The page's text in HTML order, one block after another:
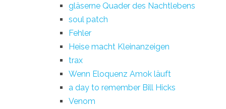
gläserne Quader des Nachtlebens
soul patch
Fehler
Heise macht Kleinanzeigen
trax
Wenn Eloquenz Amok läuft
a day to remember Bill Hicks
Venom